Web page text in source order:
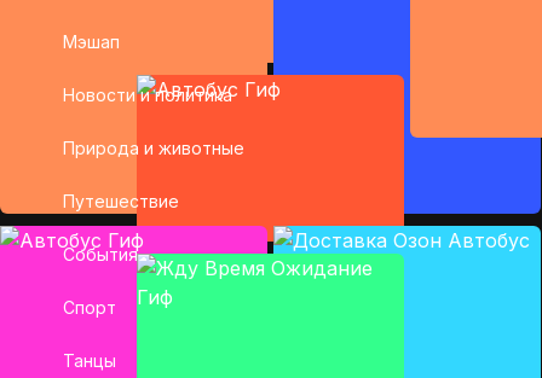
Мэшап
Новости и политика
Природа и животные
Путешествие
События
Спорт
Танцы